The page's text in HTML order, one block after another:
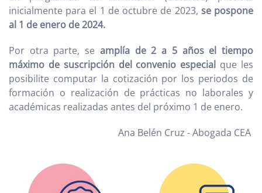
inicialmente para el 1 de octubre de 2023, se pospone
al 1 de enero de 2024.
Por otra parte, se amplía de 2 a 5 años el tiempo
máximo de suscripción del convenio especial que les
posibilite computar la cotización por los periodos de
formación o realización de prácticas no laborales y
académicas realizadas antes del próximo 1 de enero.
Ana Belén Cruz - Abogada CEA